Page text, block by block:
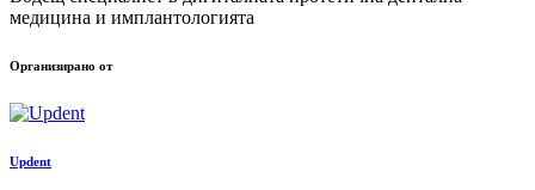
медицина и имплантологията
Организиранo от
Updent